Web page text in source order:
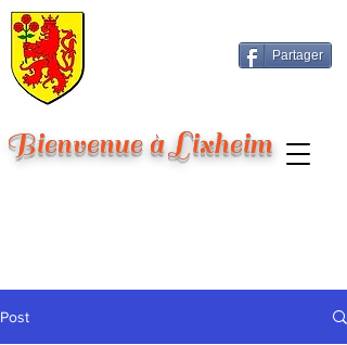
Partager
Bienvenue à Lixheim
Post